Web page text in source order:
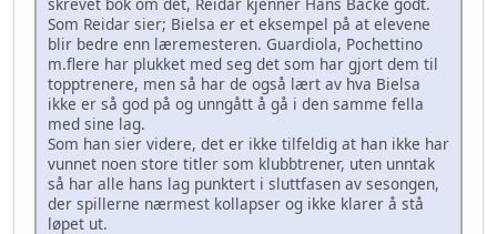
Som Reidar sier; Bielsa er et eksempel på at elevene
blir bedre enn læremesteren. Guardiola, Pochettino
m.flere har plukket med seg det som har gjort dem til
topptrenere, men så har de også lært av hva Bielsa
ikke er så god på og unngått å gå i den samme fella
med sine lag.
Som han sier videre, det er ikke tilfeldig at han ikke har
vunnet noen store titler som klubbtrener, uten unntak
så har alle hans lag punktert i sluttfasen av sesongen,
der spillerne nærmest kollapser og ikke klarer å stå
løpet ut.